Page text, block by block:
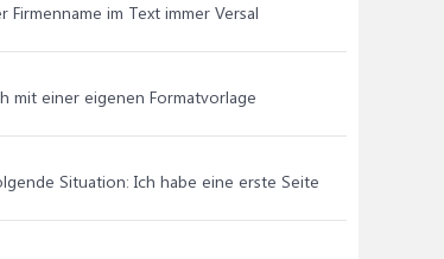
im Text immer Versal
mit einer eigenen Formatvorlage
Situation: Ich habe eine erste Seite